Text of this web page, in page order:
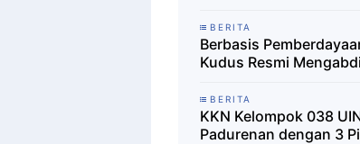
BERITA
Berbasis
Kudus Resmi
BERITA
KKN Kelompok 038
Padurenan dengan 3